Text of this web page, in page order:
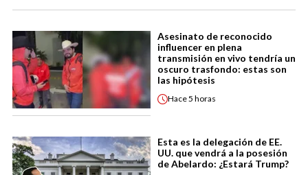
Asesinato de reconocido
influencer en plena
transmisión en vivo tendría un
oscuro trasfondo: estas son
las hipótesis
Hace5 horas
Esta es la delegación de EE.
UU. que vendrá a la posesión
de Abelardo: ¿Estará Trump?